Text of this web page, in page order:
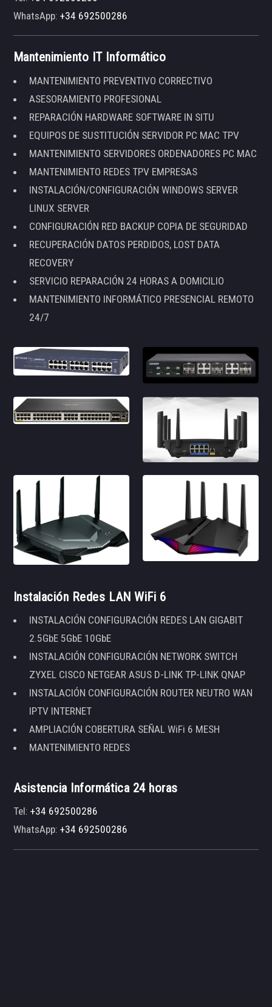
WhatsApp:+34 692500286
Mantenimiento IT Informático
MANTENIMIENTO PREVENTIVO CORRECTIVO
ASESORAMIENTO PROFESIONAL
REPARACIÓN HARDWARE SOFTWARE IN SITU
EQUIPOS DE SUSTITUCIÓN SERVIDOR PC MAC TPV
MANTENIMIENTO SERVIDORES ORDENADORES PC MAC
MANTENIMIENTO REDES TPV EMPRESAS
INSTALACIÓN/CONFIGURACIÓN WINDOWS SERVER
LINUX SERVER
CONFIGURACIÓN RED BACKUP COPIA DE SEGURIDAD
RECUPERACIÓN DATOS PERDIDOS, LOST DATA
RECOVERY
SERVICIO REPARACIÓN 24 HORAS A DOMICILIO
MANTENIMIENTO INFORMÁTICO PRESENCIAL REMOTO
24/7
Instalación Redes LAN WiFi 6
INSTALACIÓN CONFIGURACIÓN REDES LAN GIGABIT
2.5GbE 5GbE 10GbE
INSTALACIÓN CONFIGURACIÓN NETWORK SWITCH
ZYXEL CISCO NETGEAR ASUS D-LINK TP-LINK QNAP
INSTALACIÓN CONFIGURACIÓN ROUTER NEUTRO WAN
IPTV INTERNET
AMPLIACIÓN COBERTURA SEÑAL WiFi 6 MESH
MANTENIMIENTO REDES
Asistencia Informática 24 horas
Tel:+34 692500286
WhatsApp:+34 692500286